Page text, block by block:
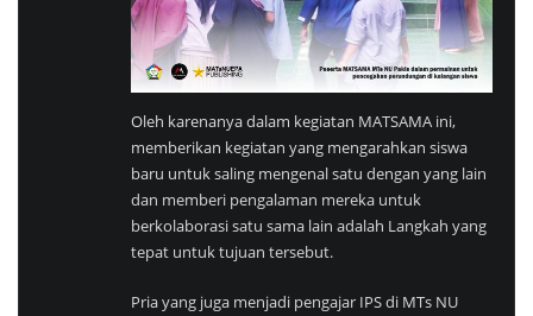
Oleh karenanya dalam kegiatan MATSAMA ini,
memberikan kegiatan yang mengarahkan siswa
baru untuk saling mengenal satu dengan yang lain
dan memberi pengalaman mereka untuk
berkolaborasi satu sama lain adalah Langkah yang
tepat untuk tujuan tersebut.
Pria yang juga menjadi pengajar IPS di MTs NU